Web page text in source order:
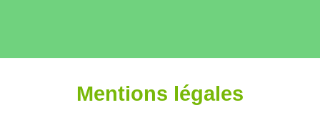
Mentions légales